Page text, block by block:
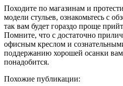
Походите по магазинам и
модели стульев, ознакомьтесь с
так вам будет гораздо проще
Помните, что с достаточно
офисным креслом и
поддержанию хорошей осанки
понадобится.
Похожие публикации: